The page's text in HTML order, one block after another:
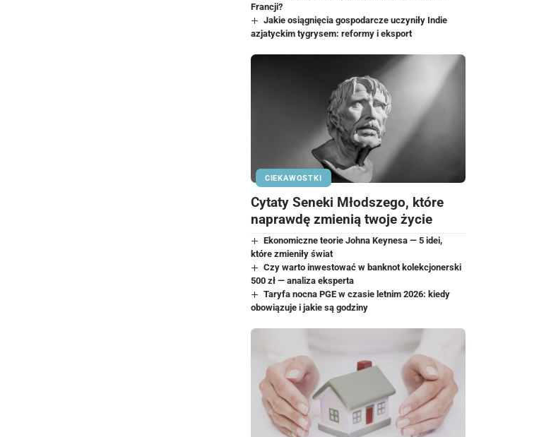
Francji?
Jakie osiągnięcia gospodarcze uczyniły Indie
azjatyckim tygrysem: reformy i eksport
CIEKAWOSTKI
Cytaty Seneki Młodszego, które
naprawdę zmienią twoje życie
Ekonomiczne teorie Johna Keynesa — 5 idei,
które zmieniły świat
Czy warto inwestować w banknot kolekcjonerski
500 zł — analiza eksperta
Taryfa nocna PGE w czasie letnim 2026: kiedy
obowiązuje i jakie są godziny